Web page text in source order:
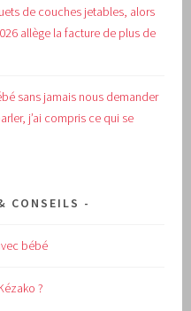
de couches jetables, alors
allège la facture de plus de
sans jamais nous demander
j’ai compris ce qui se
CONSEILS
bébé
?